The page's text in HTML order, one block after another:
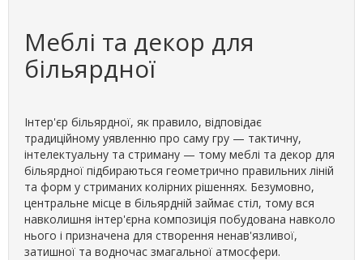
Меблі та декор для
більярдної
Інтер'єр більярдної, як правило, відповідає
традиційному уявленню про саму гру — тактичну,
інтелектуальну та стриману — тому меблі та декор для
більярдної підбираються геометрично правильних ліній
та форм у стриманих колірних рішеннях. Безумовно,
центральне місце в більярдній займає стіл, тому вся
навколишня інтер'єрна композиція побудована навколо
нього і призначена для створення ненав'язливої,
затишної та водночас змагальної атмосфери.